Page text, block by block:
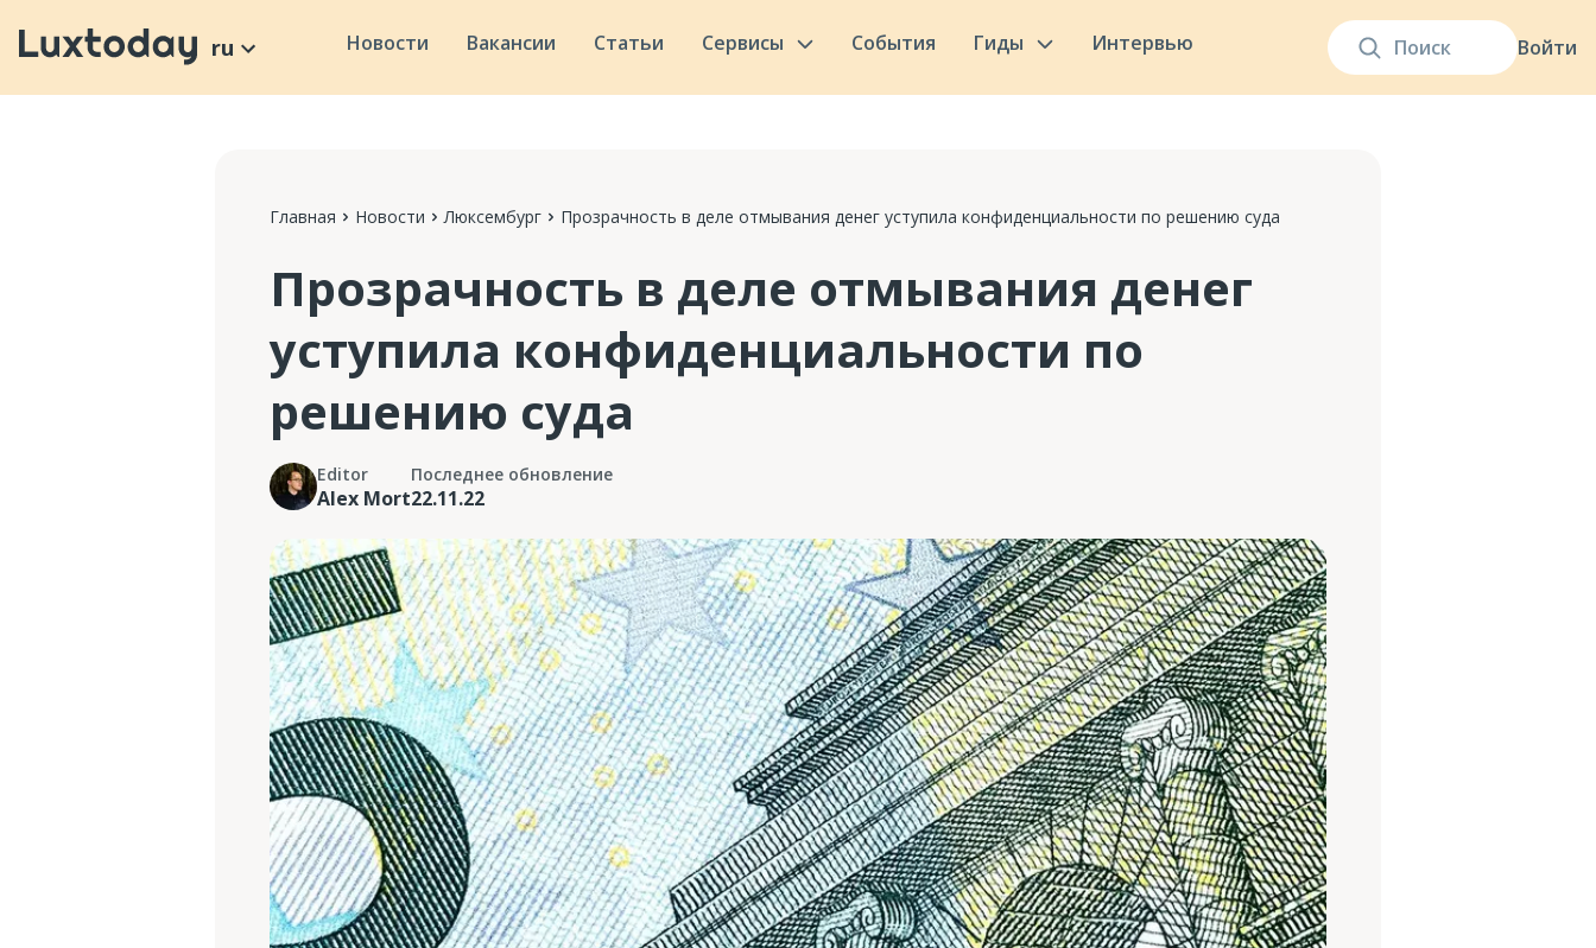
Войти
ru Новости Вакансии Статьи Сервисы События Гиды Интервью
Главная Новости Люксембург Прозрачность в деле отмывания денег уступила конфиденциальности по решению суда
Прозрачность в деле отмывания денег
уступила конфиденциальности по
решению суда
Editor
Alex Mort
Последнее обновление
22.11.22